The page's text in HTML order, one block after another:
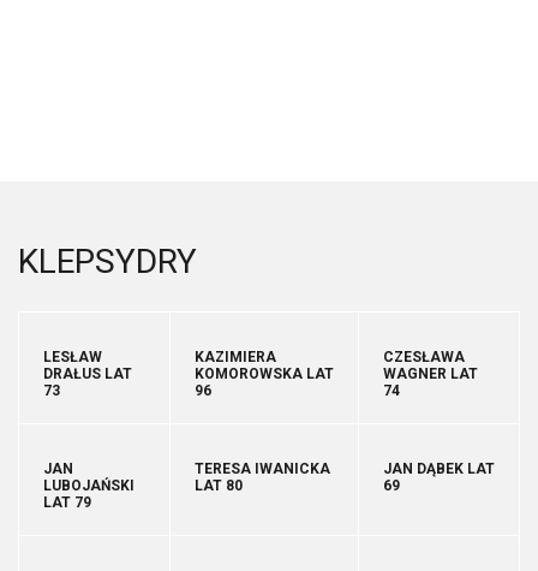
KLEPSYDRY
LESŁAW
DRAŁUS LAT
73
KAZIMIERA
KOMOROWSKA LAT
96
CZESŁAWA
WAGNER LAT
74
JAN
LUBOJAŃSKI
LAT 79
TERESA IWANICKA
LAT 80
JAN DĄBEK LAT
69